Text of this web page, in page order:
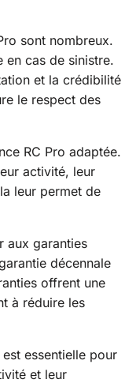
sont nombreux.
en cas de sinistre.
et la crédibilité
le respect des
RC Pro adaptée.
activité, leur
leur permet de
aux garanties
décennale
offrent une
à réduire les
est essentielle pour
et leur